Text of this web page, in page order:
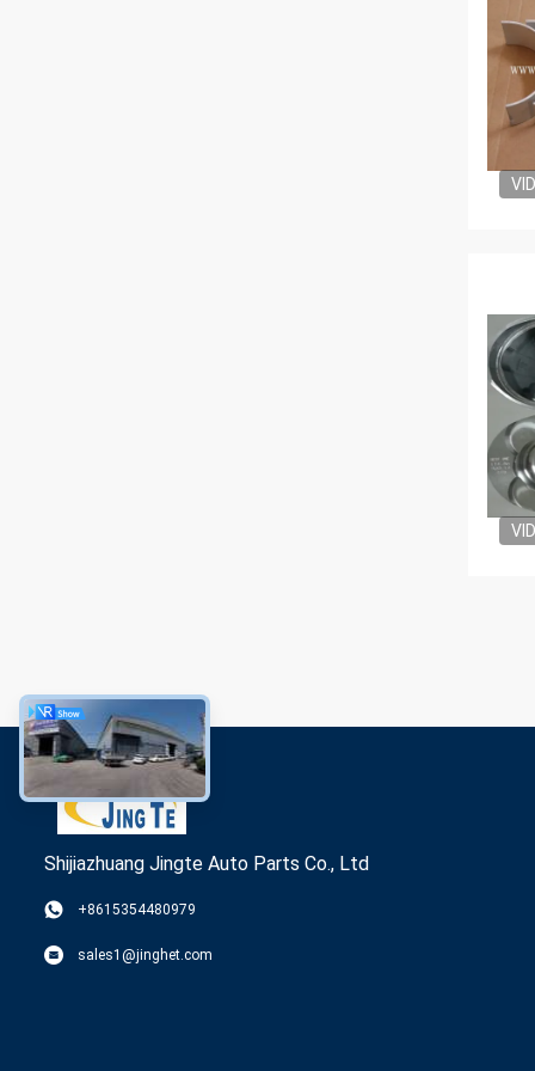
Shijiazhuang Jingte Auto Parts Co., Ltd
+8615354480979
sales1@jinghet.com